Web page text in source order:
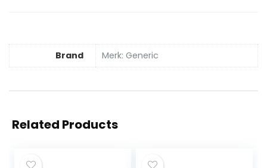
Brand Merk: Generic
Related Products